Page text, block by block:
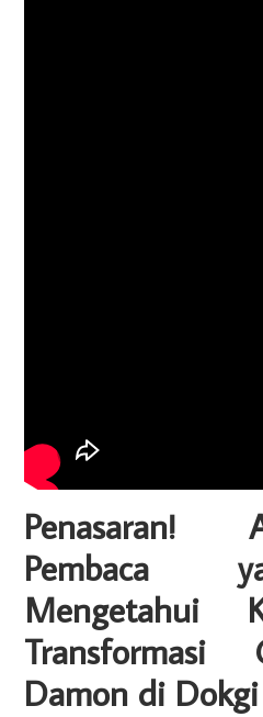
Penasaran!
Pembaca
Mengetahui
Transformasi
Damon di